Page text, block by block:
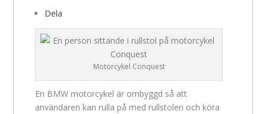
Dela
Motorcykel Conquest
En BMW motorcykel är ombyggd så att
användaren kan rulla på med rullstolen och köra